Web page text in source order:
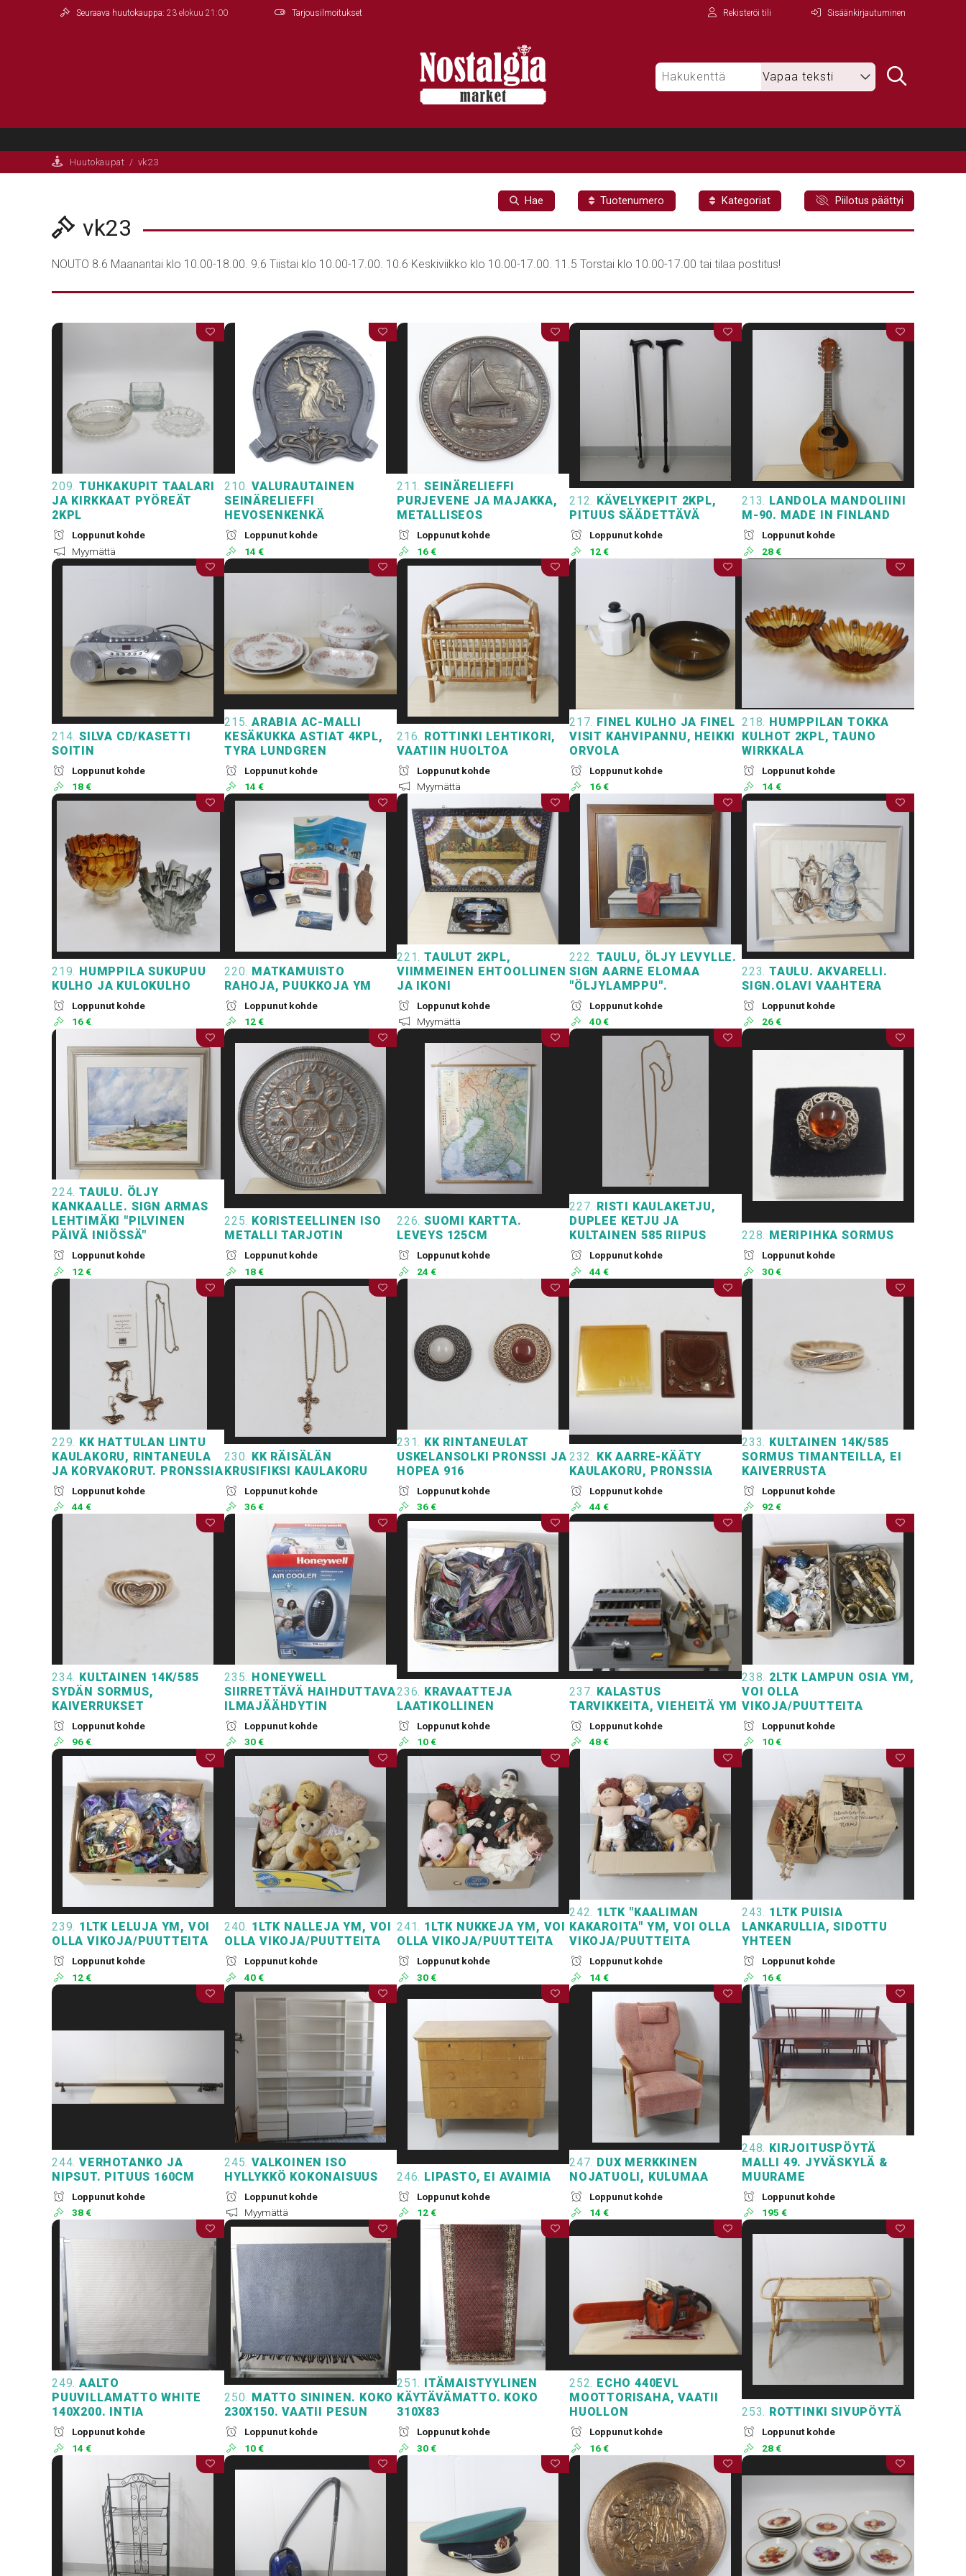
Seuraava huutokauppa: 23 elokuu 21:00 Tarjousilmoitukset Rekisteröi tili Sisäänkirjautuminen
Huutokaupat / vk23
Hae Tuotenumero Kategoriat Piilotus päättyi
vk23
NOUTO 8.6 Maanantai klo 10.00-18.00. 9.6 Tiistai klo 10.00-17.00. 10.6 Keskiviikko klo 10.00-17.00. 11.5 Torstai klo 10.00-17.00 tai tilaa postitus!
209. TUHKAKUPIT TAALARI
JA KIRKKAAT PYÖREÄT
2KPL
Loppunut kohde
Myymättä
210. VALURAUTAINEN
SEINÄRELIEFFI
HEVOSENKENKÄ
Loppunut kohde
14 €
211. SEINÄRELIEFFI
PURJEVENE JA MAJAKKA,
METALLISEOS
Loppunut kohde
16 €
212. KÄVELYKEPIT 2KPL,
PITUUS SÄÄDETTÄVÄ
Loppunut kohde
12 €
213. LANDOLA MANDOLIINI
M-90. MADE IN FINLAND
Loppunut kohde
28 €
214. SILVA CD/KASETTI
SOITIN
Loppunut kohde
18 €
215. ARABIA AC-MALLI
KESÄKUKKA ASTIAT 4KPL,
TYRA LUNDGREN
Loppunut kohde
14 €
216. ROTTINKI LEHTIKORI,
VAATIIN HUOLTOA
Loppunut kohde
Myymättä
217. FINEL KULHO JA FINEL
VISIT KAHVIPANNU, HEIKKI
ORVOLA
Loppunut kohde
16 €
218. HUMPPILAN TOKKA
KULHOT 2KPL, TAUNO
WIRKKALA
Loppunut kohde
14 €
219. HUMPPILA SUKUPUU
KULHO JA KULOKULHO
Loppunut kohde
16 €
220. MATKAMUISTO
RAHOJA, PUUKKOJA YM
Loppunut kohde
12 €
221. TAULUT 2KPL,
VIIMMEINEN EHTOOLLINEN
JA IKONI
Loppunut kohde
Myymättä
222. TAULU, ÖLJY LEVYLLE.
SIGN AARNE ELOMAA
"ÖLJYLAMPPU".
Loppunut kohde
40 €
223. TAULU. AKVARELLI.
SIGN.OLAVI VAAHTERA
Loppunut kohde
26 €
224. TAULU. ÖLJY
KANKAALLE. SIGN ARMAS
LEHTIMÄKI "PILVINEN
PÄIVÄ INIÖSSÄ"
Loppunut kohde
12 €
225. KORISTEELLINEN ISO
METALLI TARJOTIN
Loppunut kohde
18 €
226. SUOMI KARTTA.
LEVEYS 125CM
Loppunut kohde
24 €
227. RISTI KAULAKETJU,
DUPLEE KETJU JA
KULTAINEN 585 RIIPUS
Loppunut kohde
44 €
228. MERIPIHKA SORMUS
Loppunut kohde
30 €
229. KK HATTULAN LINTU
KAULAKORU, RINTANEULA
JA KORVAKORUT. PRONSSIA
Loppunut kohde
44 €
230. KK RÄISÄLÄN
KRUSIFIKSI KAULAKORU
Loppunut kohde
36 €
231.
KK RINTANEULAT
USKELANSOLKI PRONSSI JA
HOPEA 916
Loppunut kohde
36 €
232. KK AARRE-KÄÄTY
KAULAKORU, PRONSSIA
Loppunut kohde
44 €
233.
KULTAINEN 14K/585
SORMUS TIMANTEILLA, EI
KAIVERRUSTA
Loppunut kohde
92 €
234. KULTAINEN 14K/585
SYDÄN SORMUS,
KAIVERRUKSET
Loppunut kohde
96 €
235. HONEYWELL
SIIRRETTÄVÄ HAIHDUTTAVA
ILMAJÄÄHDYTIN
Loppunut kohde
30 €
236. KRAVAATTEJA
LAATIKOLLINEN
Loppunut kohde
10 €
237. KALASTUS
TARVIKKEITA, VIEHEITÄ YM
Loppunut kohde
48 €
238. 2LTK LAMPUN OSIA YM,
VOI OLLA
VIKOJA/PUUTTEITA
Loppunut kohde
10 €
239. 1LTK LELUJA YM, VOI
OLLA VIKOJA/PUUTTEITA
Loppunut kohde
12 €
240. 1LTK NALLEJA YM, VOI
OLLA VIKOJA/PUUTTEITA
Loppunut kohde
40 €
241. 1LTK NUKKEJA YM, VOI
OLLA VIKOJA/PUUTTEITA
Loppunut kohde
30 €
242. 1LTK "KAALIMAN
KAKAROITA" YM, VOI OLLA
VIKOJA/PUUTTEITA
Loppunut kohde
14 €
243. 1LTK PUISIA
LANKARULLIA, SIDOTTU
YHTEEN
Loppunut kohde
16 €
244. VERHOTANKO JA
NIPSUT. PITUUS 160CM
Loppunut kohde
38 €
245. VALKOINEN ISO
HYLLYKKÖ KOKONAISUUS
Loppunut kohde
Myymättä
246. LIPASTO, EI AVAIMIA
Loppunut kohde
12 €
247. DUX MERKKINEN
NOJATUOLI, KULUMAA
Loppunut kohde
14 €
248. KIRJOITUSPÖYTÄ
MALLI 49. JYVÄSKYLÄ &
MUURAME
Loppunut kohde
195 €
249. AALTO
PUUVILLAMATTO WHITE
140X200. INTIA
Loppunut kohde
14 €
250. MATTO SININEN. KOKO
230X150. VAATII PESUN
Loppunut kohde
10 €
251.
ITÄMAISTYYLINEN
KÄYTÄVÄMATTO. KOKO
310X83
Loppunut kohde
30 €
252. ECHO 440EVL
MOOTTORISAHA, VAATII
HUOLLON
Loppunut kohde
16 €
253. ROTTINKI SIVUPÖYTÄ
Loppunut kohde
28 €